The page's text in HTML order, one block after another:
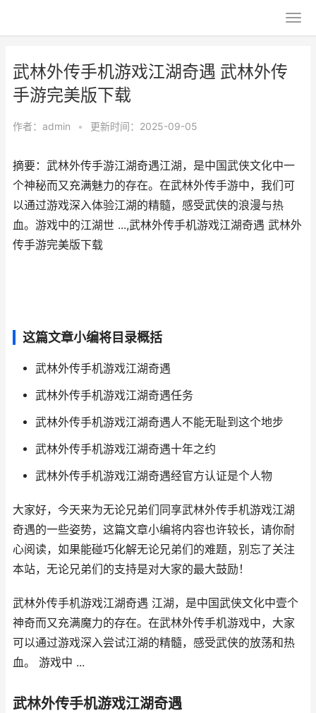
武林外传手机游戏江湖奇遇 武林外传
手游完美版下载
作者： admin • 更新时间：2025-09-05
摘要：武林外传手游江湖奇遇江湖，是中国武侠文化中一
个神秘而又充满魅力的存在。在武林外传手游中，我们可
以通过游戏深入体验江湖的精髓，感受武侠的浪漫与热
血。游戏中的江湖世 ...,武林外传手机游戏江湖奇遇 武林外
传手游完美版下载
这篇文章小编将目录概括
武林外传手机游戏江湖奇遇
武林外传手机游戏江湖奇遇任务
武林外传手机游戏江湖奇遇人不能无耻到这个地步
武林外传手机游戏江湖奇遇十年之约
武林外传手机游戏江湖奇遇经官方认证是个人物
大家好，今天来为无论兄弟们同享武林外传手机游戏江湖
奇遇的一些姿势，这篇文章小编将内容也许较长，请你耐
心阅读，如果能碰巧化解无论兄弟们的难题，别忘了关注
本站，无论兄弟们的支持是对大家的最大鼓励！
武林外传手机游戏江湖奇遇 江湖，是中国武侠文化中壹个
神奇而又充满魔力的存在。在武林外传手机游戏中，大家
可以通过游戏深入尝试江湖的精髓，感受武侠的放荡和热
血。 游戏中 ...
武林外传手机游戏江湖奇遇